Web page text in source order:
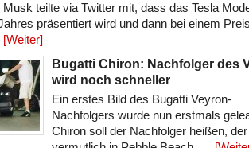
teilte via Twitter mit, dass das Tesla
präsentiert wird und dann bei einem
[Weiter]
Bugatti Chiron: Nachfolger des
wird noch schneller
Ein erstes Bild des Bugatti Veyron-
Nachfolgers wurde nun erstmals
Chiron soll der Nachfolger heißen, der